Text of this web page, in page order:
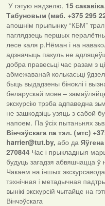
У гэтую нядзелю, 15 сакавіка
Табуновым (маб. +375 295
апошнім прыпынку “КБМ”
паглядзець першых
лесе каля р.Нёман і на
адзначыць пакуль не
добра правесьці час разам з
абмежаванай колькасьці
быць выдадзены біноклі і
беларускай мове –
экскурсію трэба адпаведна
не зашкодзіць узяць з сабой
напоем. Па ўсіх пытаньнях
Вінчэўскага па тэл. (мтс)
harrier@tut.by, або да
270844Час і прыкладныя
будуць загадзя абвяшчацца ў
Чакаем на іншых
тэхнічная і метадычная
вынікі экскурсій чытайце на
Вінчэўскага